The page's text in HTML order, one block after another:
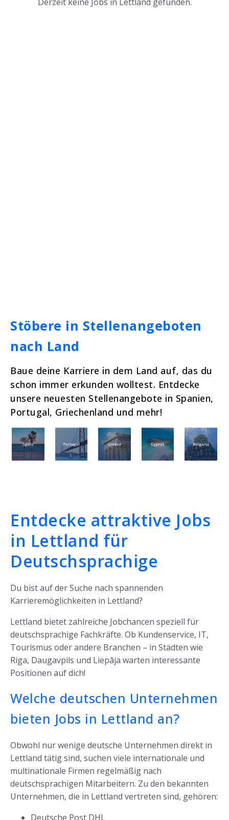
Stöbere in Stellenangeboten
nach Land
Baue deine Karriere in dem Land auf, das du
schon immer erkunden wolltest. Entdecke
unsere neuesten Stellenangebote in Spanien,
Portugal, Griechenland und mehr!
Entdecke attraktive Jobs
in Lettland für
Deutschsprachige
Du bist auf der Suche nach spannenden
Karrieremöglichkeiten in Lettland?
Lettland bietet zahlreiche Jobchancen speziell für
deutschsprachige Fachkräfte. Ob Kundenservice, IT,
Tourismus oder andere Branchen – in Städten wie
Riga, Daugavpils und Liepāja warten interessante
Positionen auf dich!
Welche deutschen Unternehmen
bieten Jobs in Lettland an?
Obwohl nur wenige deutsche Unternehmen direkt in
Lettland tätig sind, suchen viele internationale und
multinationale Firmen regelmäßig nach
deutschsprachigen Mitarbeitern. Zu den bekannten
Unternehmen, die in Lettland vertreten sind, gehören:
Deutsche Post DHL